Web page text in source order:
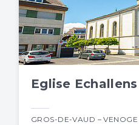
Eglise Echallens
GROS-DE-VAUD – VENOGE